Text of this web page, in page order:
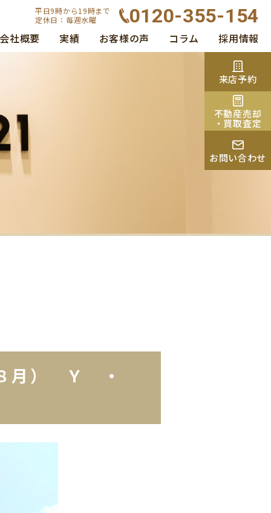
平日9時から19時まで
定休日：毎週水曜
0120-355-154
会社概要 実績 お客様の声 コラム 採用情報
来店予約
不動産売却
・買取査定
お問い合わせ
８月） Ｙ ・